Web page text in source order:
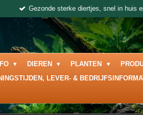
Gezonde sterke diertjes, snel in huis
DIEREN PLANTEN
LEVER- &